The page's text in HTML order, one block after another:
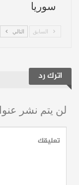
سوريا
السابق التالي
اترك رد
لن يتم نشر